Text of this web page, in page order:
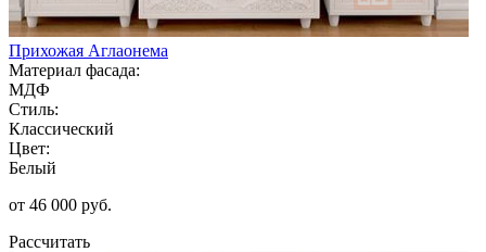
Прихожая Аглаонема
Материал фасада:
МДФ
Стиль:
Классический
Цвет:
Белый
от 46 000 руб.
Рассчитать